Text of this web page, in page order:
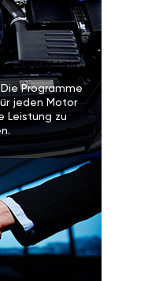
Programme
jeden Motor
Leistung zu